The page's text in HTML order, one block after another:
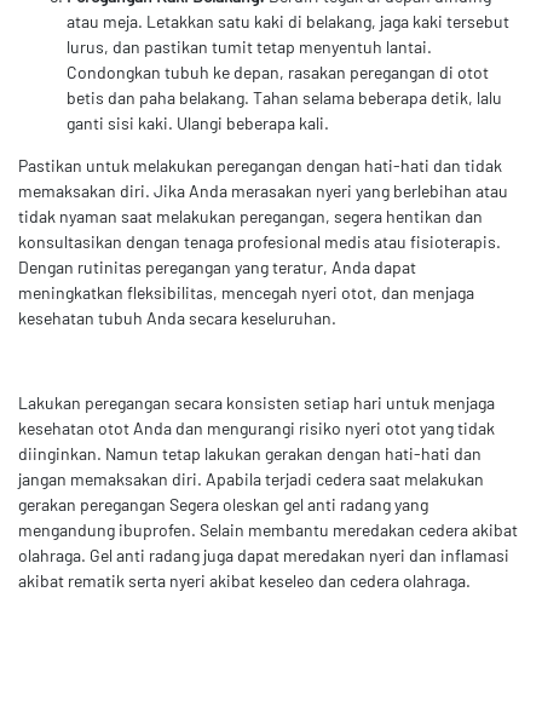
atau meja. Letakkan satu kaki di belakang, jaga kaki tersebut
lurus, dan pastikan tumit tetap menyentuh lantai.
Condongkan tubuh ke depan, rasakan peregangan di otot
betis dan paha belakang. Tahan selama beberapa detik, lalu
ganti sisi kaki. Ulangi beberapa kali.
Pastikan untuk melakukan peregangan dengan hati-hati dan tidak
memaksakan diri. Jika Anda merasakan nyeri yang berlebihan atau
tidak nyaman saat melakukan peregangan, segera hentikan dan
konsultasikan dengan tenaga profesional medis atau fisioterapis.
Dengan rutinitas peregangan yang teratur, Anda dapat
meningkatkan fleksibilitas, mencegah nyeri otot, dan menjaga
kesehatan tubuh Anda secara keseluruhan.
Lakukan peregangan secara konsisten setiap hari untuk menjaga
kesehatan otot Anda dan mengurangi risiko nyeri otot yang tidak
diinginkan. Namun tetap lakukan gerakan dengan hati-hati dan
jangan memaksakan diri. Apabila terjadi cedera saat melakukan
gerakan peregangan Segera oleskan gel anti radang yang
mengandung ibuprofen. Selain membantu meredakan cedera akibat
olahraga. Gel anti radang juga dapat meredakan nyeri dan inflamasi
akibat rematik serta nyeri akibat keseleo dan cedera olahraga.